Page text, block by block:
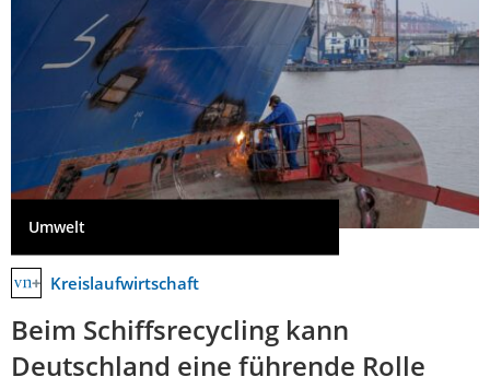
Umwelt
Kreislaufwirtschaft
Beim Schiffsrecycling kann
Deutschland eine führende Rolle